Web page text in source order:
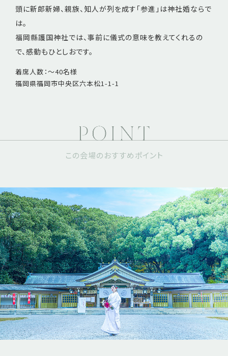
頭に新郎新婦、親族、知人が列を成す「参進」は神社婚ならで
は。
福岡縣護国神社では、事前に儀式の意味を教えてくれるの
で、感動もひとしおです。
着席人数：～40名様
福岡県福岡市中央区六本松1-1-1
この会場のおすすめポイント